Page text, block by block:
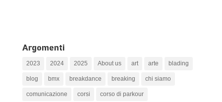
Argomenti
2023 2024 2025 About us art arte blading
blog bmx breakdance breaking chi siamo
comunicazione corsi corso di parkour